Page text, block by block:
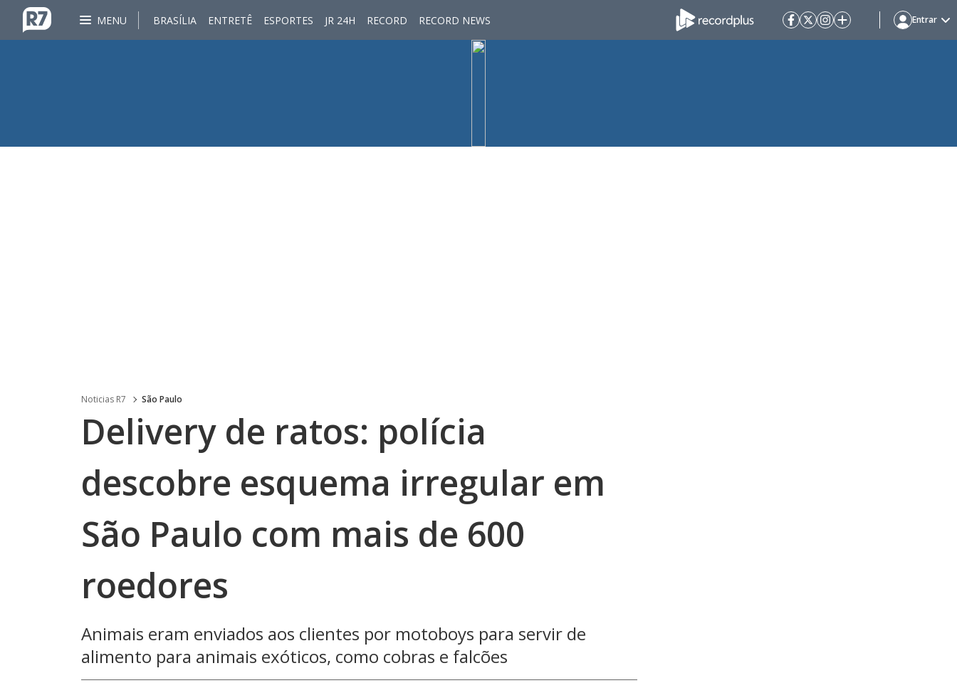
MENU BRASÍLIA ENTRETÊ ESPORTES JR 24H RECORD RECORD NEWS Entrar
Noticias R7 São Paulo
Delivery de ratos: polícia
descobre esquema irregular em
São Paulo com mais de 600
roedores
Animais eram enviados aos clientes por motoboys para servir de
alimento para animais exóticos, como cobras e falcões